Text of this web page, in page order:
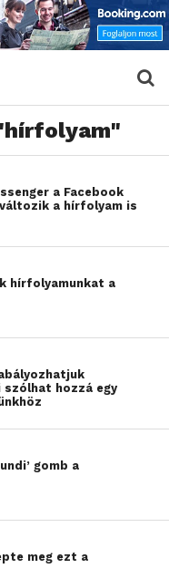
a Facebook
a hírfolyam is
hírfolyamunkat a
szólhat hozzá egy
gomb a
meg ezt a